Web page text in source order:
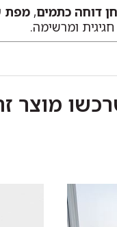
דוחה כתמים, מפת
ומרשימה.
מוצר